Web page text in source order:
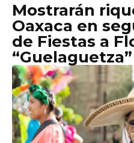
Mostrarán
Oaxaca en
de Fiestas a
“Guelaguetza”